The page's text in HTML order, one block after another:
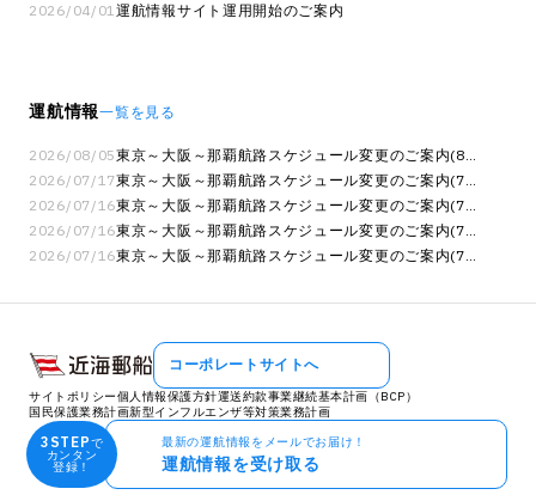
2026/04/01運航情報サイト運用開始のご案内
運航情報一覧を見る
2026/08/05東京～大阪～那覇航路スケジュール変更のご案内(8月
5日10時現在)
2026/07/17東京～大阪～那覇航路スケジュール変更のご案内(7月
17日9時現在)
2026/07/16東京～大阪～那覇航路スケジュール変更のご案内(7月
16日15時現在)
2026/07/16東京～大阪～那覇航路スケジュール変更のご案内(7月
16日05時現在)
2026/07/16東京～大阪～那覇航路スケジュール変更のご案内(7月
コーポレートサイトへ
サイトポリシー個人情報保護方針運送約款事業継続基本計画（BCP）
国民保護業務計画新型インフルエンザ等対策業務計画
3STEPで
カンタン
登録！
最新の運航情報をメールでお届け！
運航情報を受け取る